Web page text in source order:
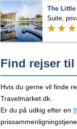
Suite,
Find rejser
Hvis du gerne vil finde
Travelmarket.dk.
Er du på udkig efter en